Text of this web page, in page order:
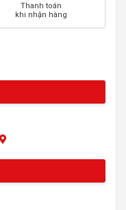
Thanh toán
khi nhận hàng